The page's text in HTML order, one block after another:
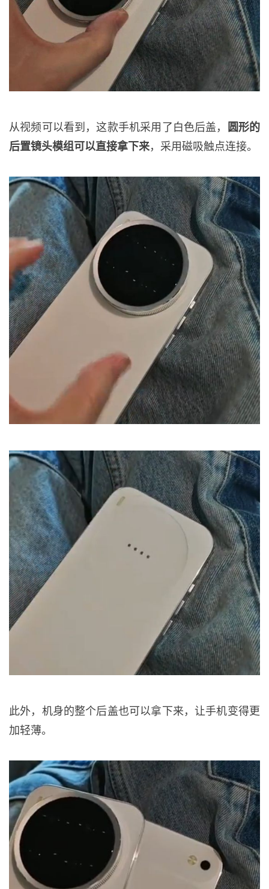
从视频可以看到，这款手机采用了白色后盖，
圆形的
后置镜头模组可以直接拿下来，采用磁吸触点连接。
此外，机身的整个后盖也可以拿下来，让手机变得更
加轻薄。